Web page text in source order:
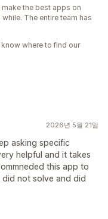
the best apps on
The entire team has
where to find our
2026년 5월 21일
asking specific
helpful and it takes
this app to
did not solve and did